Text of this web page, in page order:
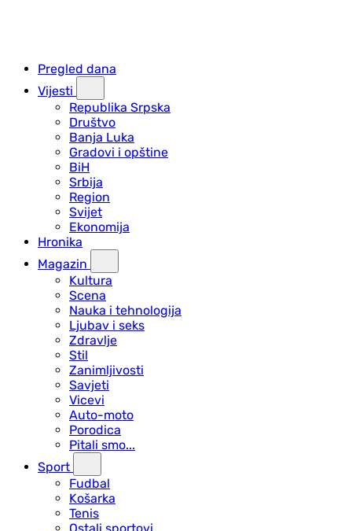
Pregled dana
Vijesti
Republika Srpska
Društvo
Banja Luka
Gradovi i opštine
BiH
Srbija
Region
Svijet
Ekonomija
Hronika
Magazin
Kultura
Scena
Nauka i tehnologija
Ljubav i seks
Zdravlje
Stil
Zanimljivosti
Savjeti
Vicevi
Auto-moto
Porodica
Pitali smo...
Sport
Fudbal
Košarka
Tenis